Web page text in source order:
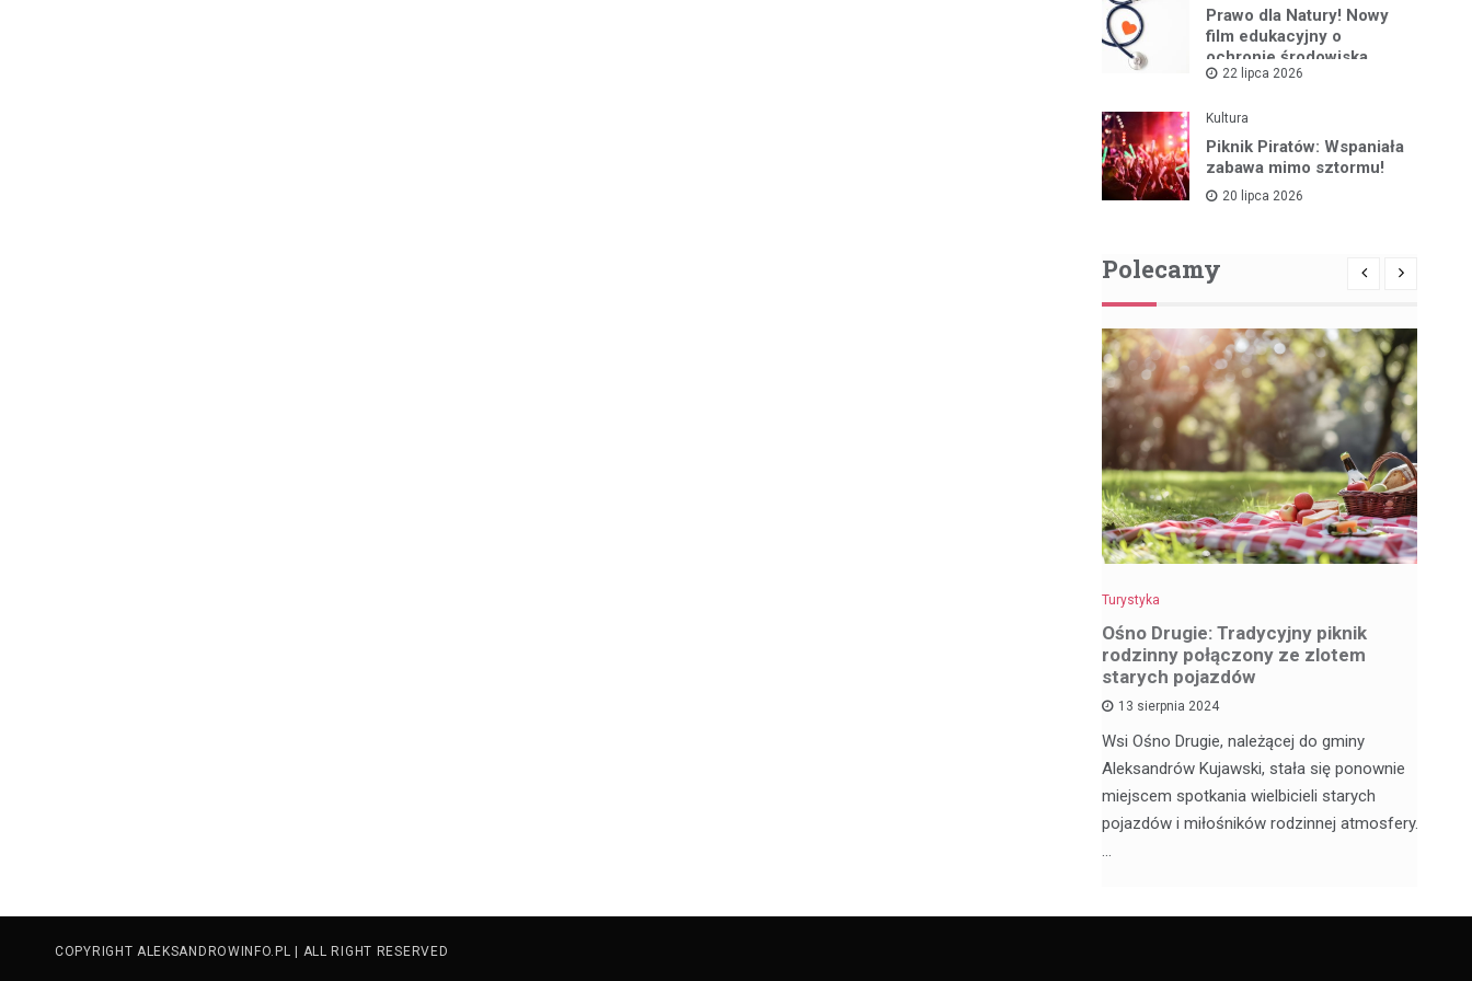
Prawo dla Natury! Nowy
film edukacyjny o
ochronie środowiska
22 lipca 2026
Kultura
Piknik Piratów: Wspaniała
zabawa mimo sztormu!
20 lipca 2026
Polecamy
Turystyka
Ośno Drugie: Tradycyjny piknik
rodzinny połączony ze zlotem
starych pojazdów
13 sierpnia 2024
Wsi Ośno Drugie, należącej do gminy
Aleksandrów Kujawski, stała się ponownie
miejscem spotkania wielbicieli starych
pojazdów i miłośników rodzinnej atmosfery.
COPYRIGHT ALEKSANDROWINFO.PL | ALL RIGHT RESERVED